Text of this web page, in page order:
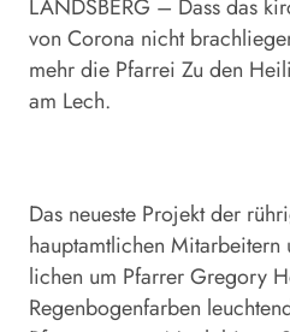
LANDSBERG – Dass das
von Corona nicht
mehr die Pfarrei Zu den
am Lech.
Das neueste Projekt der
hauptamtlichen
lichen um Pfarrer Gregory
Regenbogenfarben